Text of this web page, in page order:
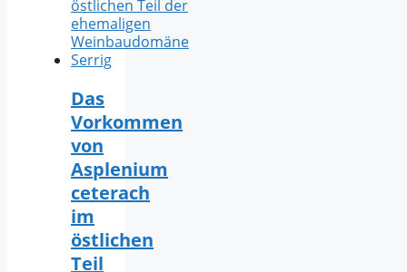
Das
Vorkommen
von
Asplenium
ceterach
im
östlichen
Teil